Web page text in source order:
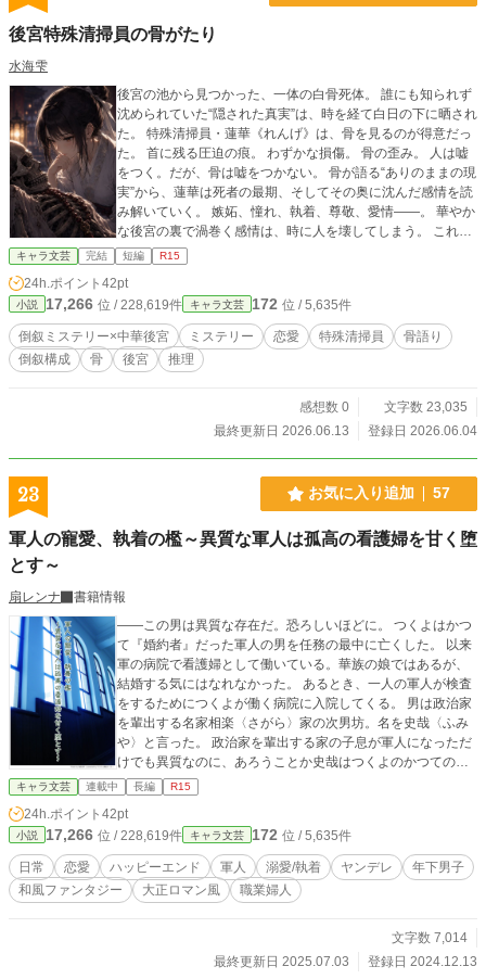
後宮特殊清掃員の骨がたり
水海雫
後宮の池から見つかった、一体の白骨死体。 誰にも知られず
沈められていた“隠された真実”は、時を経て白日の下に晒され
た。 特殊清掃員・蓮華《れんげ》は、骨を見るのが得意だっ
た。 首に残る圧迫の痕。 わずかな損傷。 骨の歪み。 人は嘘
をつく。だが、骨は嘘をつかない。 骨が語る“ありのままの現
実”から、蓮華は死者の最期、そしてその奥に沈んだ感情を読
み解いていく。 嫉妬、憧れ、執着、尊敬、愛情――。 華やか
な後宮の裏で渦巻く感情は、時に人を壊してしまう。 これ
は、少し変わった清掃員が、骨と共に後宮の闇を暴いていく
倒叙ミステリー。 第一章完結しました！ ※一応完結ににして
ます。
キャラ文芸 完結 短編 R15
24h.ポイント 42pt
小説 17,266 位 / 228,619件 キャラ文芸 172 位 / 5,635件
倒叙ミステリー×中華後宮 ミステリー 恋愛 特殊清掃員
骨語り
倒叙構成
骨 後宮 推理
感想数 0
文字数 23,035
最終更新日 2026.06.13
登録日 2026.06.04
23 お気に入り追加 57
軍人の寵愛、執着の檻～異質な軍人は孤高の看護婦を甘く堕
とす～
扇レンナ
書籍情報
――この男は異質な存在だ。恐ろしいほどに。 つくよはかつ
て『婚約者』だった軍人の男を任務の最中に亡くした。 以来
軍の病院で看護婦として働いている。華族の娘ではあるが、
結婚する気にはなれなかった。 あるとき、一人の軍人が検査
をするためにつくよが働く病院に入院してくる。 男は政治家
を輩出する名家相楽〈さがら〉家の次男坊。名を史哉〈ふみ
や〉と言った。 政治家を輩出する家の子息が軍人になっただ
けでも異質なのに、あろうことか史哉はつくよのかつての婚
約者に瓜二つだった。 戸惑い続けるつくよに対し、史哉は熱
烈に愛を告げてくる。 つくよは彼の行動に戸惑い、振り回さ
れるようになる。 秘密を抱えた年下の軍人に振り回される年
上看護婦の大正ロマン ※ジャンルについては少し模索中で
す。変更の可能性があります。 ▼掲載先→エブリスタ、アル
ファポリス
キャラ文芸 連載中 長編 R15
24h.ポイント 42pt
小説 17,266 位 / 228,619件 キャラ文芸 172 位 / 5,635件
日常 恋愛 ハッピーエンド 軍人 溺愛/執着 ヤンデレ
年下男子
和風ファンタジー
大正ロマン風 職業婦人
文字数 7,014
最終更新日 2025.07.03
登録日 2024.12.13